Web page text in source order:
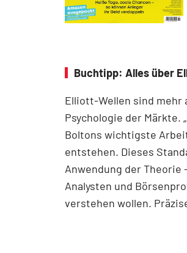
Buchtipp: Alles über
Elliott-Wellen sind mehr
Psychologie der Märkte.
Boltons wichtigste
entstehen. Dieses
Anwendung der Theorie
Analysten und
verstehen wollen.